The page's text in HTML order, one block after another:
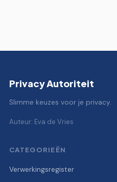
Privacy Autoriteit
Slimme keuzes voor je privacy.
Auteur: Eva de Vries
CATEGORIEËN
Verwerkingsregister